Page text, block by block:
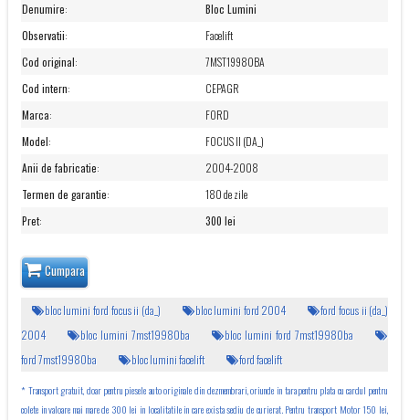
Denumire:
Bloc Lumini
Observatii:
Facelift
Cod original:
7MST19980BA
Cod intern:
CEPAGR
Marca:
FORD
Model:
FOCUS II (DA_)
Anii de fabricatie:
2004-2008
Termen de garantie:
180 de zile
Pret: 300 lei
Cumpara
bloc lumini ford focus ii (da_) bloc lumini ford 2004
ford focus ii (da_)
2004
bloc lumini 7mst19980ba
bloc lumini ford 7mst19980ba
ford 7mst19980ba
bloc lumini facelift ford facelift
* Transport gratuit, doar pentru piesele auto originale din dezmembrari, oriunde in tara pentru plata cu cardul pentru
colete in valoare mai mare de 300 lei in localitatile in care exista sediu de curierat. Pentru transport Motor 150 lei,